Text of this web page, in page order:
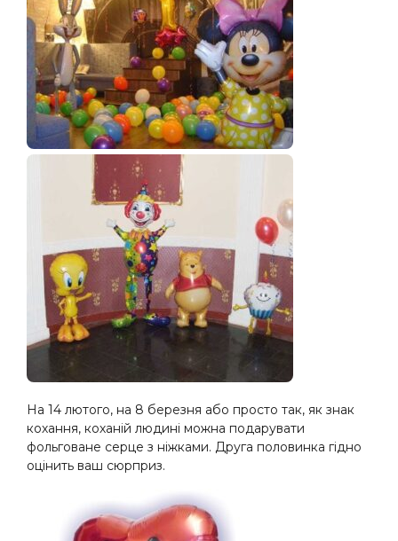
На 14 лютого, на 8 березня або просто так, як знак
кохання, коханій людині можна подарувати
фольговане серце з ніжками. Друга половинка гідно
оцінить ваш сюрприз.